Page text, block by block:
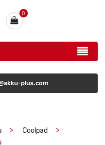
0
plus.com
Coolpad